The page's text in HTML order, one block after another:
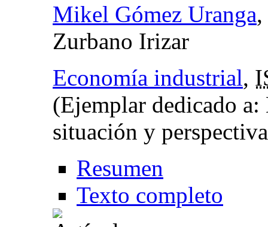
Mikel Gómez Uranga,
Zurbano Irizar
Economía industrial,
(Ejemplar dedicado a:
situación y
Resumen
Texto completo